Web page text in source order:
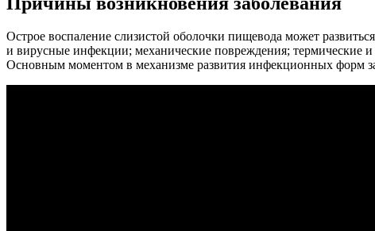
Острое воспаление слизистой оболочки пищевода может
и вирусные инфекции; механические повреждения; термические
Основным моментом в механизме развития инфекционных форм